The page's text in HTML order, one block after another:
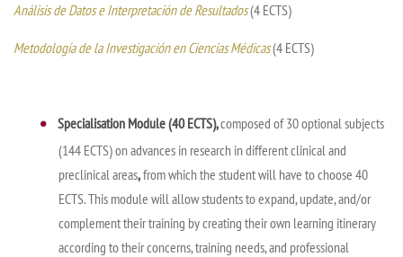
Análisis de Datos e Interpretación de Resultados(4 ECTS)
Metodología de la Investigación en Ciencias Médicas(4 ECTS)
Specialisation Module (40 ECTS),composed of 30 optional subjects
(144 ECTS) on advances in research in different clinical and
preclinical areas,from which the student will have to choose 40
ECTS. This module will allow students to expand, update, and/or
complement their training by creating their own learning itinerary
according to their concerns, training needs, and professional